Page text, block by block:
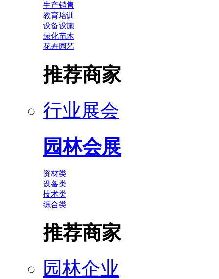
生产销售
教育培训
设备设施
绿化苗木
花卉园艺
推荐商家
行业展会
园林会展
资材类
设备类
技术类
综合类
推荐商家
园林企业